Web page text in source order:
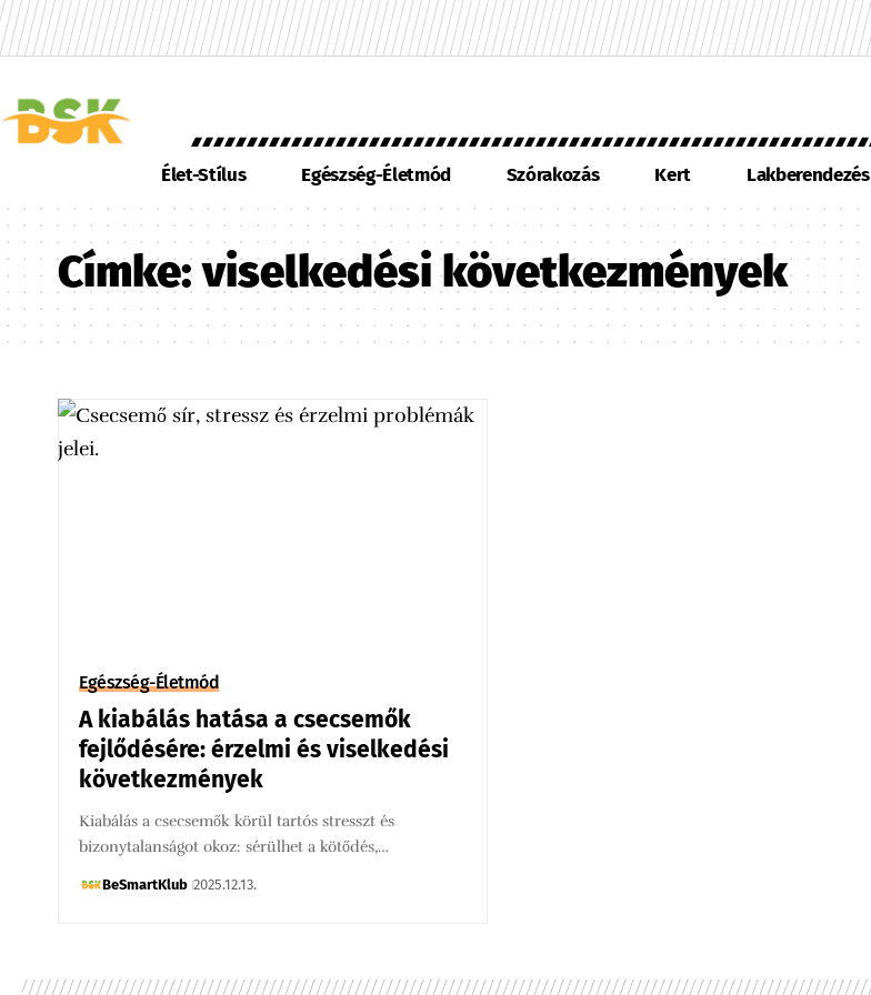
Élet-Stílus Egészség-Életmód Szórakozás Kert Lakberendezés
Címke:viselkedési következmények
Egészség-Életmód
A kiabálás hatása a csecsemők
fejlődésére: érzelmi és viselkedési
következmények
Kiabálás a csecsemők körül tartós stresszt és
bizonytalanságot okoz: sérülhet a kötődés,…
BeSmartKlub 2025.12.13.